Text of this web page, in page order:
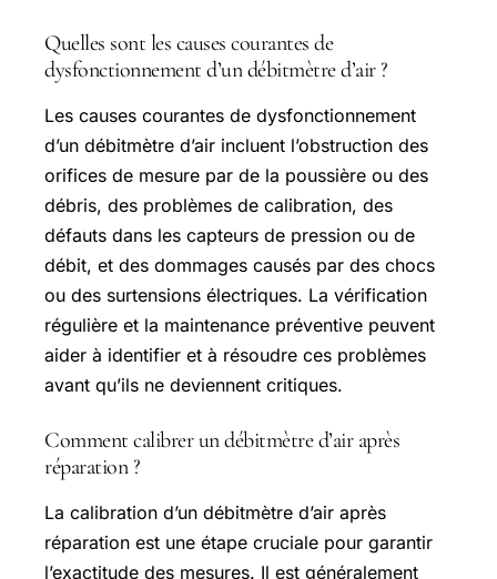
Quelles sont les causes courantes de
dysfonctionnement d’un débitmètre d’air ?
Les causes courantes de dysfonctionnement
d’un débitmètre d’air incluent l’obstruction des
orifices de mesure par de la poussière ou des
débris, des problèmes de calibration, des
défauts dans les capteurs de pression ou de
débit, et des dommages causés par des chocs
ou des surtensions électriques. La vérification
régulière et la maintenance préventive peuvent
aider à identifier et à résoudre ces problèmes
avant qu’ils ne deviennent critiques.
Comment calibrer un débitmètre d’air après
réparation ?
La calibration d’un débitmètre d’air après
réparation est une étape cruciale pour garantir
l’exactitude des mesures. Il est généralement